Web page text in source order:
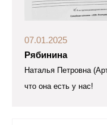
07.01.2025
Рябинина
Наталья Петровна
что она есть у нас!